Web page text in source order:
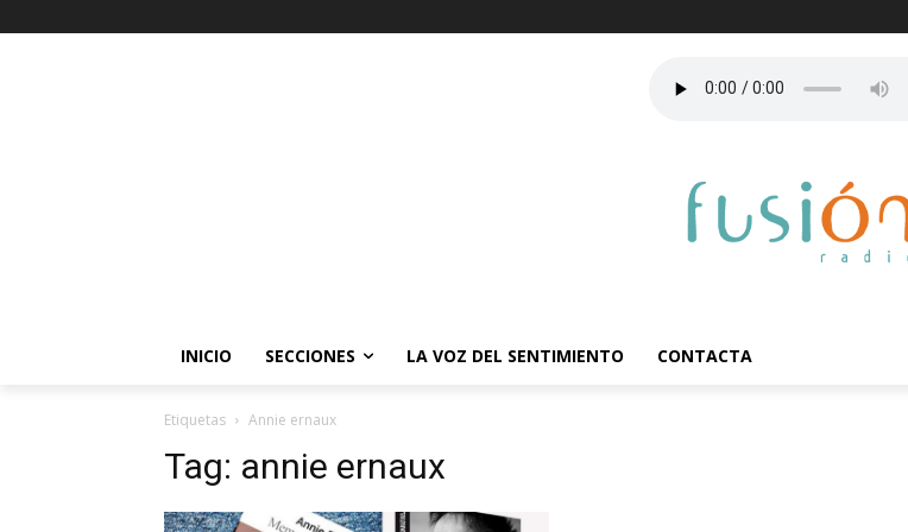
INICIO SECCIONES LA VOZ DEL SENTIMIENTO CONTACTA
Etiquetas Annie ernaux
Tag: annie ernaux